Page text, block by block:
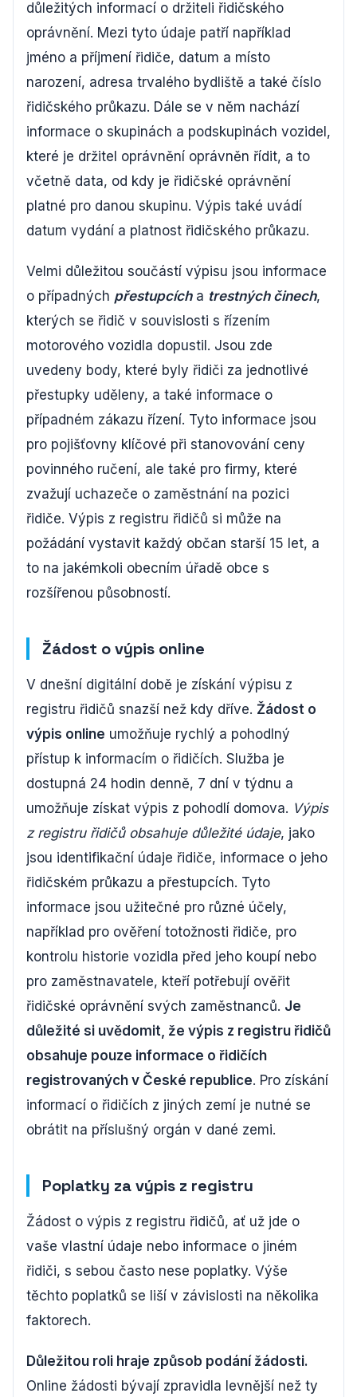
důležitých informací o držiteli řidičského
oprávnění. Mezi tyto údaje patří například
jméno a příjmení řidiče, datum a místo
narození, adresa trvalého bydliště a také číslo
řidičského průkazu. Dále se v něm nachází
informace o skupinách a podskupinách vozidel,
které je držitel oprávnění oprávněn řídit, a to
včetně data, od kdy je řidičské oprávnění
platné pro danou skupinu. Výpis také uvádí
datum vydání a platnost řidičského průkazu.
Velmi důležitou součástí výpisu jsou informace
o případných přestupcícha trestných činech,
kterých se řidič v souvislosti s řízením
motorového vozidla dopustil. Jsou zde
uvedeny body, které byly řidiči za jednotlivé
přestupky uděleny, a také informace o
případném zákazu řízení. Tyto informace jsou
pro pojišťovny klíčové při stanovování ceny
povinného ručení, ale také pro firmy, které
zvažují uchazeče o zaměstnání na pozici
řidiče. Výpis z registru řidičů si může na
požádání vystavit každý občan starší 15 let, a
to na jakémkoli obecním úřadě obce s
rozšířenou působností.
Žádost o výpis online
V dnešní digitální době je získání výpisu z
registru řidičů snazší než kdy dříve. Žádost o
výpis online umožňuje rychlý a pohodlný
přístup k informacím o řidičích. Služba je
dostupná 24 hodin denně, 7 dní v týdnu a
umožňuje získat výpis z pohodlí domova. Výpis
z registru řidičů obsahuje důležité údaje, jako
jsou identifikační údaje řidiče, informace o jeho
řidičském průkazu a přestupcích. Tyto
informace jsou užitečné pro různé účely,
například pro ověření totožnosti řidiče, pro
kontrolu historie vozidla před jeho koupí nebo
pro zaměstnavatele, kteří potřebují ověřit
řidičské oprávnění svých zaměstnanců. Je
důležité si uvědomit, že výpis z registru řidičů
obsahuje pouze informace o řidičích
registrovaných v České republice. Pro získání
informací o řidičích z jiných zemí je nutné se
obrátit na příslušný orgán v dané zemi.
Poplatky za výpis z registru
Žádost o výpis z registru řidičů, ať už jde o
vaše vlastní údaje nebo informace o jiném
řidiči, s sebou často nese poplatky. Výše
těchto poplatků se liší v závislosti na několika
faktorech.
Důležitou roli hraje způsob podání žádosti.
Online žádosti bývají zpravidla levnější než ty